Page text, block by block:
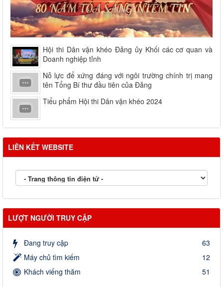
Hội thi Dân vận khéo Đảng ủy Khối các cơ quan và
Doanh nghiệp tỉnh
Nỗ lực để xứng đáng với ngôi trường chính trị mang
tên Tổng Bí thư đầu tiên của Đảng
Tiểu phẩm Hội thi Dân vận khéo 2024
LIÊN KẾT WEBSITE
LƯỢT NGƯỜI TRUY CẬP
Đang truy cập
63
Máy chủ tìm kiếm
12
Khách viếng thăm
51